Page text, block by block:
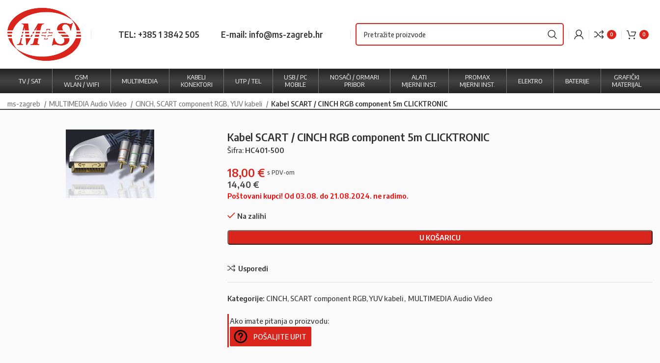
TEL: +385 1 3842 505 E-mail: info@ms-zagreb.hr 0 0
TV / SAT
GSM
WLAN / WIFI
MULTIMEDIA
KABELI
KONEKTORI
UTP / TEL
USB / PC
MOBILE
NOSAČI / ORMARI
PRIBOR
ALATI
MJERNI INST.
PROMAX
MJERNI INST.
ELEKTRO BATERIJE
GRAFIČKI
MATERIJAL
ms-zagreb MULTIMEDIA Audio Video CINCH, SCART component RGB, YUV kabeli Kabel SCART / CINCH RGB component 5m CLICKTRONIC
Kabel SCART / CINCH RGB component 5m CLICKTRONIC
Šifra: HC401-500
18,00 €
14,40 €
Poštovani kupci! Od 03.08. do 21.08.2024. ne radimo.
Na zalihi
U KOŠARICU
Usporedi
Kategorije: CINCH, SCART component RGB, YUV kabeli, MULTIMEDIA Audio Video
Ako imate pitanja o proizvodu:
POŠALJITE UPIT